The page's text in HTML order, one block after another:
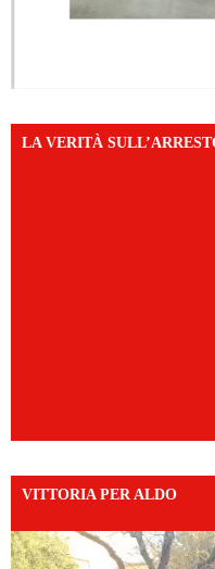
LA VERITÀ
VITTORIA PER ALDO